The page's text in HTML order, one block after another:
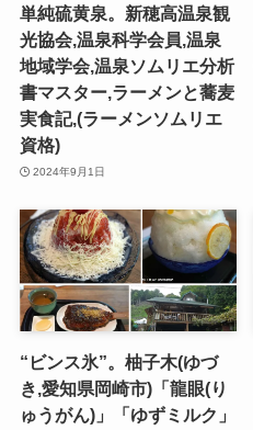
単純硫黄泉。新穂高温泉観
光協会,温泉科学会員,温泉
地域学会,温泉ソムリエ分析
書マスター,ラーメンと蕎麦
実食記,(ラーメンソムリエ
資格)
2024年9月1日
“ビンス氷”。柚子木(ゆづ
き,愛知県岡崎市)「龍眼(り
ゅうがん)」「ゆずミルク」